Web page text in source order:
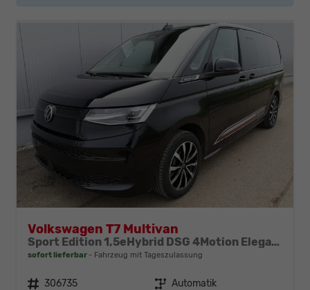
Volkswagen T7 Multivan
Sport Edition 1,5eHybrid DSG 4Motion Elegance LÜ 5 Sitzer
sofort lieferbar Fahrzeug mit Tageszulassung
Fahrzeugnr. 306735 Getriebe Automatik